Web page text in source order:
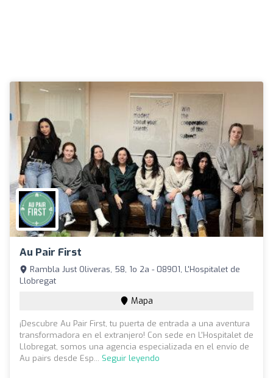
Au Pair First
Rambla Just Oliveras, 58, 1o 2a - 08901, L'Hospitalet de
Llobregat
Mapa
¡Descubre Au Pair First, tu puerta de entrada a una aventura
transformadora en el extranjero! Con sede en L'Hospitalet de
Llobregat, somos una agencia especializada en el envío de
Au pairs desde Esp... Seguir leyendo